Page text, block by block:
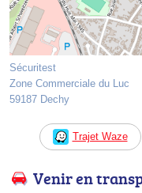
Sécuritest
Zone Commerciale du Luc
59187 Dechy
Trajet Waze
Venir en